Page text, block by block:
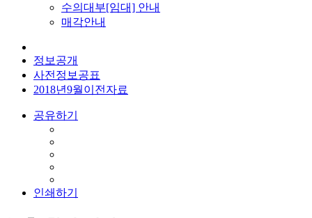
수의대부[임대] 안내
매각안내
정보공개
사전정보공표
2018년9월이전자료
공유하기
인쇄하기